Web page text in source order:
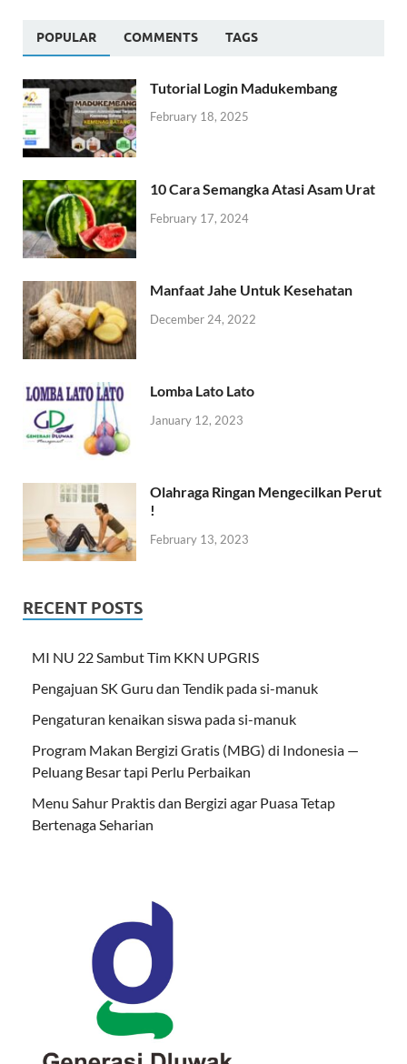
POPULAR COMMENTS TAGS
Tutorial Login Madukembang
February 18, 2025
10 Cara Semangka Atasi Asam Urat
February 17, 2024
Manfaat Jahe Untuk Kesehatan
December 24, 2022
Lomba Lato Lato
January 12, 2023
Olahraga Ringan Mengecilkan Perut
!
February 13, 2023
RECENT POSTS
MI NU 22 Sambut Tim KKN UPGRIS
Pengajuan SK Guru dan Tendik pada si-manuk
Pengaturan kenaikan siswa pada si-manuk
Program Makan Bergizi Gratis (MBG) di Indonesia —
Peluang Besar tapi Perlu Perbaikan
Menu Sahur Praktis dan Bergizi agar Puasa Tetap
Bertenaga Seharian